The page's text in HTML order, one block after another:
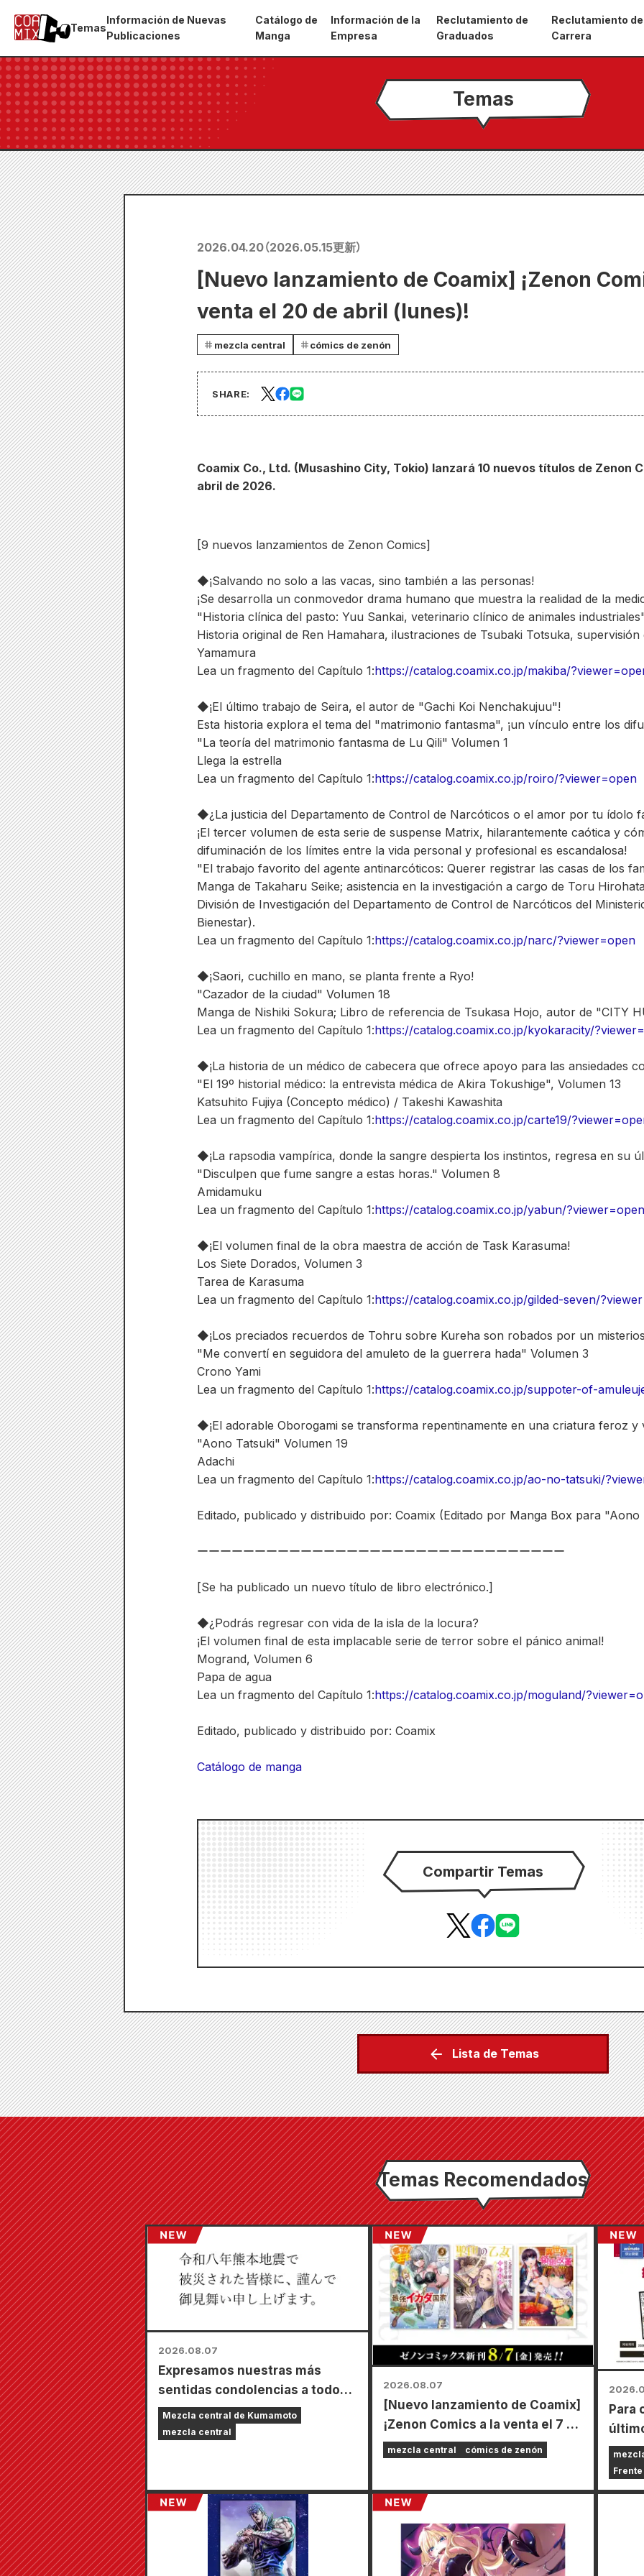
Temas
Información de Nuevas
Publicaciones
Catálogo de
Manga
Información de la
Empresa
Reclutamiento de
Graduados
Reclutamiento
Carrera
Temas
2026.04.20（2026.05.15更新）
[Nuevo lanzamiento de Coamix] ¡Zenon
venta el 20 de abril (lunes)!
mezcla central cómics de zenón
SHARE:
Coamix Co., Ltd. (Musashino City, Tokio) lanzará 10 nuevos títulos de Zenon
abril de 2026.
[9 nuevos lanzamientos de Zenon Comics]
◆¡Salvando no solo a las vacas, sino también a las personas!
¡Se desarrolla un conmovedor drama humano que muestra la realidad de la
"Historia clínica del pasto: Yuu Sankai, veterinario clínico de animales
Historia original de Ren Hamahara, ilustraciones de Tsubaki Totsuka,
Yamamura
Lea un fragmento del Capítulo 1:https://catalog.coamix.co.jp/makiba/
◆¡El último trabajo de Seira, el autor de "Gachi Koi Nenchakujuu"!
Esta historia explora el tema del "matrimonio fantasma", ¡un vínculo entre los
"La teoría del matrimonio fantasma de Lu Qili" Volumen 1
Llega la estrella
Lea un fragmento del Capítulo 1:https://catalog.coamix.co.jp/roiro/?viewer=open
◆¿La justicia del Departamento de Control de Narcóticos o el amor por tu ídolo
¡El tercer volumen de esta serie de suspense Matrix, hilarantemente caótica y
difuminación de los límites entre la vida personal y profesional es escandalosa!
"El trabajo favorito del agente antinarcóticos: Querer registrar las casas de los
Manga de Takaharu Seike; asistencia en la investigación a cargo de Toru
División de Investigación del Departamento de Control de Narcóticos del
Bienestar).
Lea un fragmento del Capítulo 1:https://catalog.coamix.co.jp/narc/?viewer=open
◆¡Saori, cuchillo en mano, se planta frente a Ryo!
"Cazador de la ciudad" Volumen 18
Manga de Nishiki Sokura; Libro de referencia de Tsukasa Hojo, autor de "CITY
Lea un fragmento del Capítulo 1:https://catalog.coamix.co.jp/kyokaracity/
◆¡La historia de un médico de cabecera que ofrece apoyo para las ansiedades
"El 19º historial médico: la entrevista médica de Akira Tokushige", Volumen 13
Katsuhito Fujiya (Concepto médico) / Takeshi Kawashita
Lea un fragmento del Capítulo 1:https://catalog.coamix.co.jp/carte19/
◆¡La rapsodia vampírica, donde la sangre despierta los instintos, regresa en su
"Disculpen que fume sangre a estas horas." Volumen 8
Amidamuku
Lea un fragmento del Capítulo 1:https://catalog.coamix.co.jp/yabun/?viewer=open
◆¡El volumen final de la obra maestra de acción de Task Karasuma!
Los Siete Dorados, Volumen 3
Tarea de Karasuma
Lea un fragmento del Capítulo 1:https://catalog.coamix.co.jp/gilded-seven/
◆¡Los preciados recuerdos de Tohru sobre Kureha son robados por un
"Me convertí en seguidora del amuleto de la guerrera hada" Volumen 3
Crono Yami
Lea un fragmento del Capítulo 1:https://catalog.coamix.co.jp/suppoter-of-
◆¡El adorable Oborogami se transforma repentinamente en una criatura feroz y
"Aono Tatsuki" Volumen 19
Adachi
Lea un fragmento del Capítulo 1:https://catalog.coamix.co.jp/ao-no-tatsuki/
Editado, publicado y distribuido por: Coamix (Editado por Manga Box para "Aono
ーーーーーーーーーーーーーーーーーーーーーーーーーーーーーーーー
[Se ha publicado un nuevo título de libro electrónico.]
◆¿Podrás regresar con vida de la isla de la locura?
¡El volumen final de esta implacable serie de terror sobre el pánico animal!
Mogrand, Volumen 6
Papa de agua
Lea un fragmento del Capítulo 1:https://catalog.coamix.co.jp/moguland/
Editado, publicado y distribuido por: Coamix
Catálogo de manga
Compartir Temas
Lista de Temas
Temas Recomendados
2026.08.07
Expresamos nuestras más
sentidas condolencias a todos
los afectados por el terremoto
de Kumamoto de 2026.
Mezcla central de Kumamoto
mezcla central
2026.08.07
[Nuevo lanzamiento de Coamix]
¡Zenon Comics a la venta el 7 de
agosto (viernes)!
mezcla central cómics de zenón
Para